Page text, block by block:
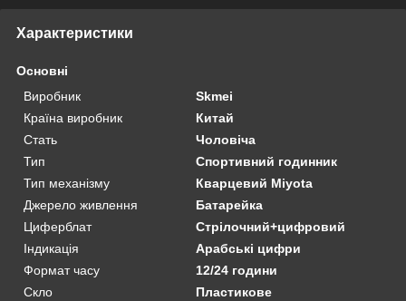
Характеристики
Основні
Виробник
Skmei
Країна виробник
Китай
Стать
Чоловіча
Тип
Спортивний годинник
Тип механізму
Кварцевий Miyota
Джерело живлення
Батарейка
Циферблат
Стрілочний+цифровий
Індикація
Арабські цифри
Формат часу
12/24 години
Скло
Пластикове